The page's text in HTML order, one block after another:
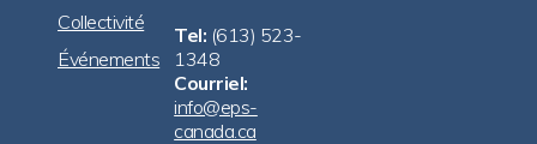
Collectivité
Événements
Tel: (613) 523-
1348
Courriel:
info@eps-
canada.ca